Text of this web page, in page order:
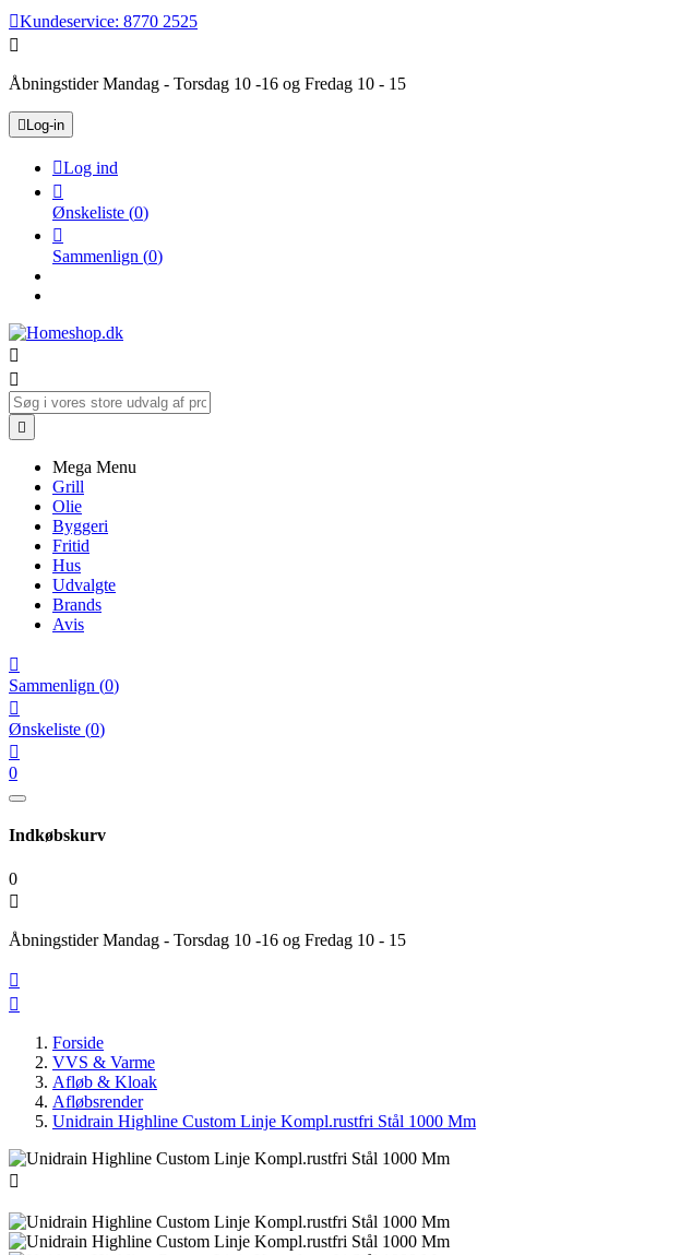
Kundeservice: 8770 2525

Åbningstider Mandag - Torsdag 10 -16 og Fredag 10 - 15
 Log-in
Log ind

Ønskeliste (0)

Sammenlign (0)



Mega Menu
Grill
Olie
Byggeri
Fritid
Hus
Udvalgte
Brands
Avis

Sammenlign (0)

Ønskeliste (0)

0
Indkøbskurv
0

Åbningstider Mandag - Torsdag 10 -16 og Fredag 10 - 15


Forside
VVS & Varme
Afløb & Kloak
Afløbsrender
Unidrain Highline Custom Linje Kompl.rustfri Stål 1000 Mm
